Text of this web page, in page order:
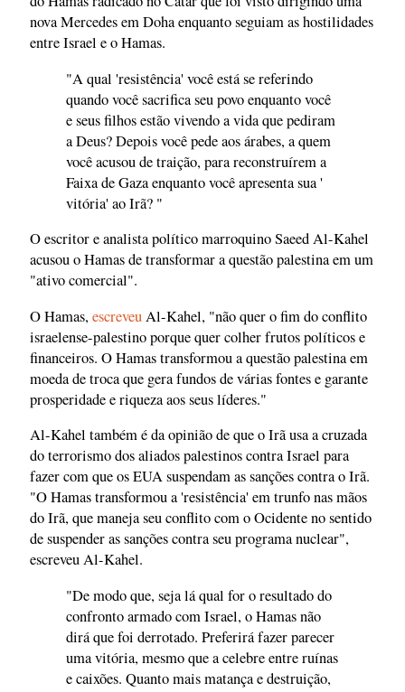
nova Mercedes em Doha enquanto seguiam as hostilidades
entre Israel e o Hamas.
"A qual 'resistência' você está se referindo
quando você sacrifica seu povo enquanto você
e seus filhos estão vivendo a vida que pediram
a Deus? Depois você pede aos árabes, a quem
você acusou de traição, para reconstruírem a
Faixa de Gaza enquanto você apresenta sua '
vitória' ao Irã? "
O escritor e analista político marroquino Saeed Al-Kahel
acusou o Hamas de transformar a questão palestina em um
"ativo comercial".
O Hamas,escreveuAl-Kahel, "não quer o fim do conflito
israelense-palestino porque quer colher frutos políticos e
financeiros. O Hamas transformou a questão palestina em
moeda de troca que gera fundos de várias fontes e garante
prosperidade e riqueza aos seus líderes."
Al-Kahel também é da opinião de que o Irã usa a cruzada
do terrorismo dos aliados palestinos contra Israel para
fazer com que os EUA suspendam as sanções contra o Irã.
"O Hamas transformou a 'resistência' em trunfo nas mãos
do Irã, que maneja seu conflito com o Ocidente no sentido
de suspender as sanções contra seu programa nuclear",
escreveu Al-Kahel.
"De modo que, seja lá qual for o resultado do
confronto armado com Israel, o Hamas não
dirá que foi derrotado. Preferirá fazer parecer
uma vitória, mesmo que a celebre entre ruínas
e caixões. Quanto mais matança e destruição,